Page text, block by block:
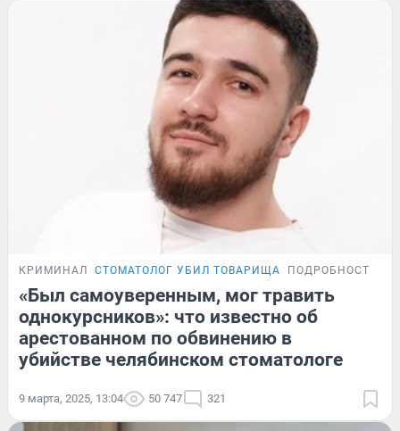
КРИМИНАЛ СТОМАТОЛОГ УБИЛ ТОВАРИЩА ПОДРОБНОСТИ
«Был самоуверенным, мог травить
однокурсников»: что известно об
арестованном по обвинению в
убийстве челябинском стоматологе
9 марта, 2025, 13:04 50 747 321